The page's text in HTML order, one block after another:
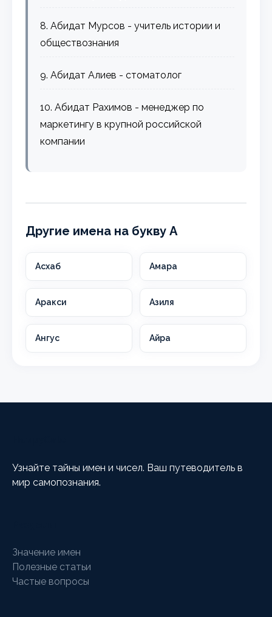
8. Абидат Мурсов - учитель истории и
обществознания
9. Абидат Алиев - стоматолог
10. Абидат Рахимов - менеджер по
маркетингу в крупной российской
компании
Другие имена на букву А
Асхаб Амара
Аракси Азиля
Ангус Айра
Узнайте тайны имен и чисел. Ваш путеводитель в
мир самопознания.
Значение имен
Полезные статьи
Частые вопросы